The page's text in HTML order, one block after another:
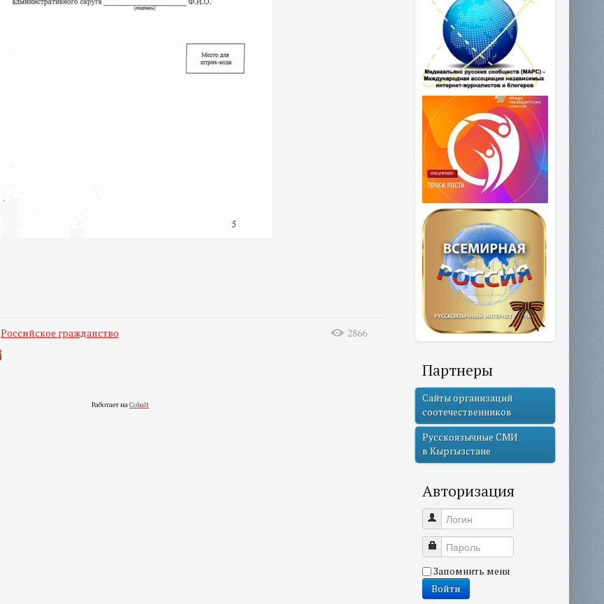
Российское гражданство
2866
Работает наCobalt
Партнеры
Сайты организаций
соотечественников
Русскоязычные СМИ
в Кыргызстане
Авторизация
Логин
Пароль
Запомнить меня
Войти